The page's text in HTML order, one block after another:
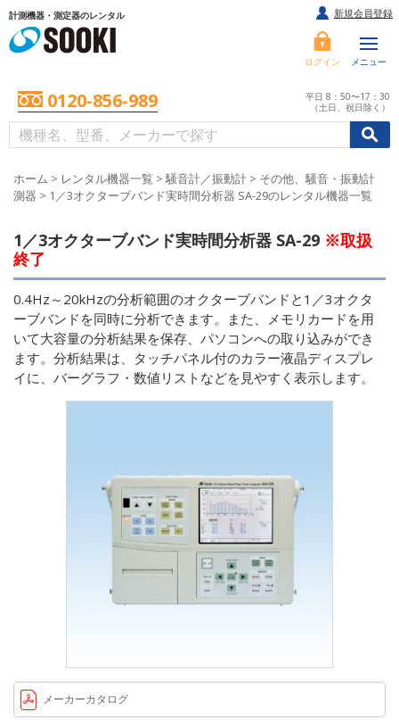
計測機器・測定器のレンタル
ログイン メニュー
0120-856-989
平日 8：50〜17：30
（土日、祝日除く）
//
新規会員登録
ホーム > レンタル機器一覧 > 騒音計／振動計 > その他、騒音・振動計
測器 > 1／3オクターブバンド実時間分析器 SA-29のレンタル機器一覧
1／3オクターブバンド実時間分析器 SA-29 ※取扱
終了
0.4Hz～20kHzの分析範囲のオクターブバンドと1／3オクタ
ーブバンドを同時に分析できます。また、メモリカードを用
いて大容量の分析結果を保存、パソコンへの取り込みができ
ます。分析結果は、タッチパネル付のカラー液晶ディスプレ
イに、バーグラフ・数値リストなどを見やすく表示します。
メーカーカタログ